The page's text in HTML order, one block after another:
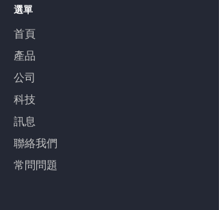
選單
首頁
產品
公司
科技
訊息
​聯絡我們
常問問題